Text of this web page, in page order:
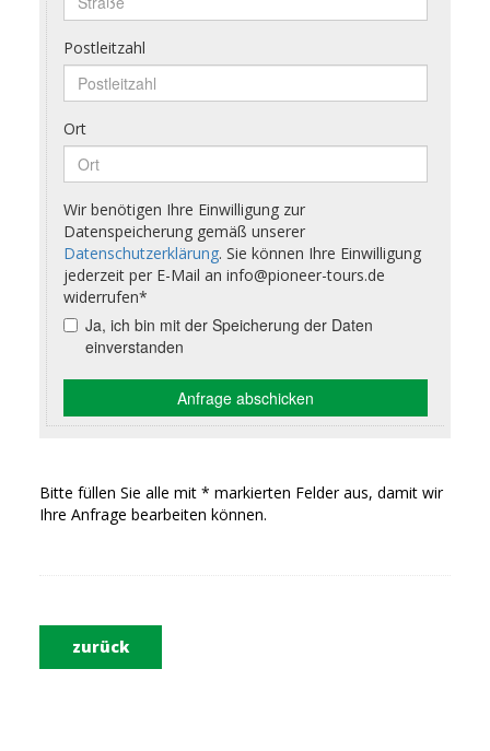
Bitte füllen Sie alle mit * markierten Felder aus, damit wir
Ihre Anfrage bearbeiten können.
zurück